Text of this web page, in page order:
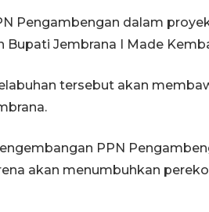
Pengambengan dalam
Bupati Jembrana I Made
tersebut akan
PPN
akan menumbuhkan
miras
Bali